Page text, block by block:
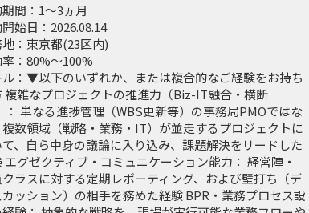
間：1～3ヵ月
始日：2026.08.14
：東京都(23区内)
：80%～100%
ル：▼以下のいずれか、または複合的なご経験をお持ち
複雑なプロジェクトの推進力（Biz-IT融合・横断
： 単なる進捗管理（WBS更新等）の事務局PMOではな
複数領域（戦略・業務・IT）が並走するプロジェクトに
て、自ら中身の議論に入り込み、課題解決をリードした
エグゼクティブ・コミュニケーション能力： 経営陣・
ラスに対する定期レポーティング、および壁打ち（デ
カッション）の相手を務めた経験 BPR・業務プロセス設